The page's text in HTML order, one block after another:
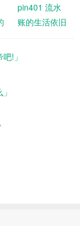
pin401 流水
账的生活依旧
!」